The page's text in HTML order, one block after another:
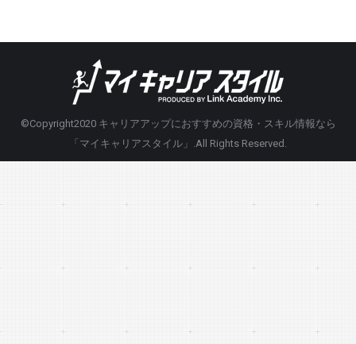
©Copyright2020 キャリアアップにおすすめの資格・スキル情報なら
「マイキャリアスタイル」
.All Rights Reserved.